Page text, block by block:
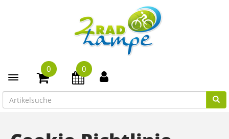
Toggle navigation
0 0